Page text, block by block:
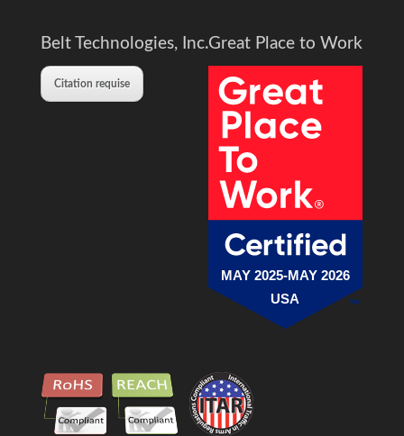
Belt Technologies, Inc.
Citation requise
Great Place to Work
MAY 2025-MAY 2026
USA